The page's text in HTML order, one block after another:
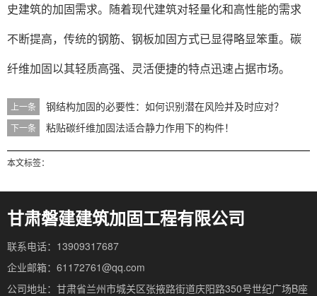
史建筑的加固需求。随着现代建筑对轻量化和高性能的需求
不断提高，传统的钢筋、钢板加固方式已显得略显笨重。碳
纤维加固以其轻质高强、灵活便捷的特点迅速占据市场。
上一条 钢结构加固的必要性：如何识别潜在风险并及时应对？
下一条 粘贴碳纤维加固法适合静力作用下的构件！
本文标签：
甘肃磐建建筑加固工程有限公司
联系电话：13909317687
企业邮箱：61172761@qq.com
公司地址：甘肃省兰州市城关区张掖路街道庆阳路350号世纪广场B座